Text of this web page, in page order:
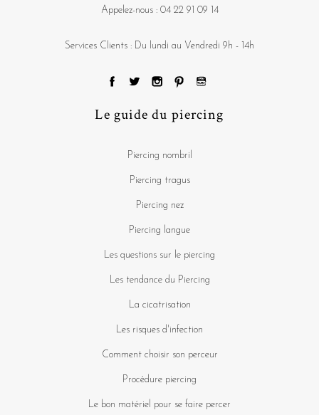
Appelez-nous : 04 22 91 09 14
Services Clients : Du lundi au Vendredi 9h - 14h
Le guide du piercing
Piercing nombril
Piercing tragus
Piercing nez
Piercing langue
Les questions sur le piercing
Les tendance du Piercing
La cicatrisation
Les risques d'infection
Comment choisir son perceur
Procédure piercing
Le bon matériel pour se faire percer